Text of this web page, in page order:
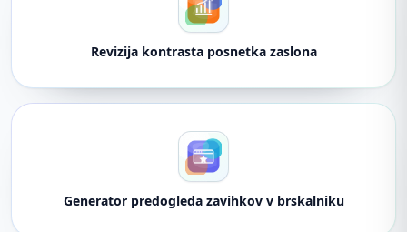
Revizija kontrasta posnetka zaslona
Generator predogleda zavihkov v brskalniku